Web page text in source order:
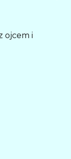
ojcem i